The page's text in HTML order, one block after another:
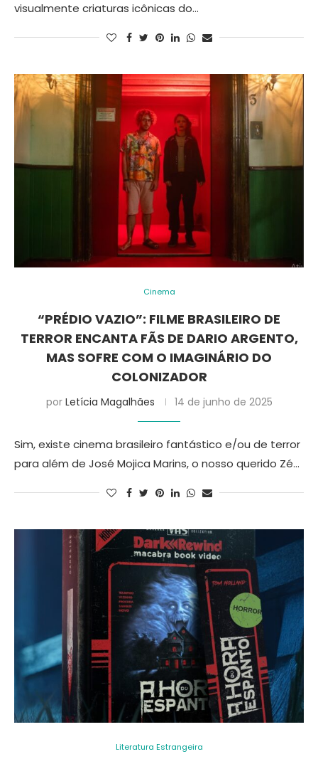
visualmente criaturas icônicas do…
Cinema
“PRÉDIO VAZIO”: FILME BRASILEIRO DE
TERROR ENCANTA FÃS DE DARIO ARGENTO,
MAS SOFRE COM O IMAGINÁRIO DO
COLONIZADOR
por Letícia Magalhães 14 de junho de 2025
Sim, existe cinema brasileiro fantástico e/ou de terror
para além de José Mojica Marins, o nosso querido Zé…
Literatura Estrangeira